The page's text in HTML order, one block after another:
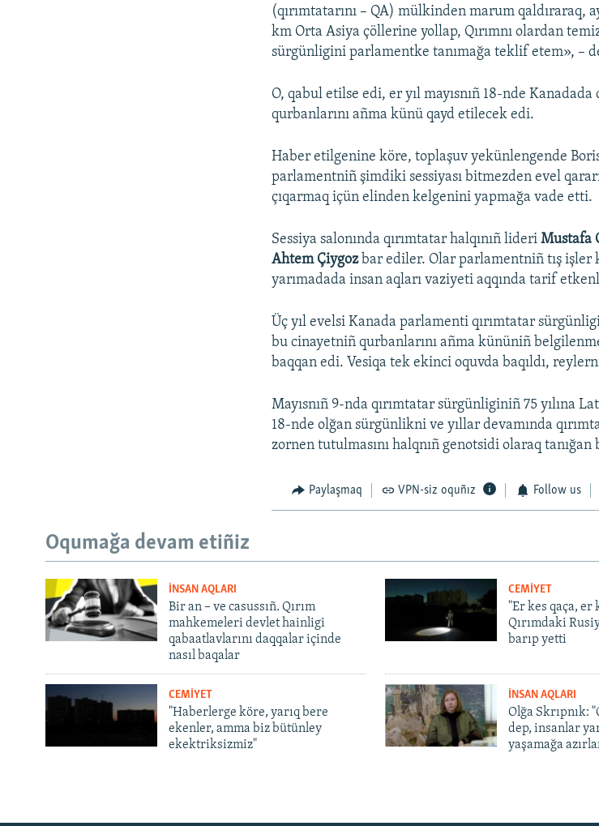
Русский
(qırımtatarını – QA) mülkinden marum qaldıraraq,
km Orta Asiya çöllerine yollap, Qırımnı olardan
sürgünligini parlamentke tanımağa teklif etem», –
O, qabul etilse edi, er yıl mayısnıñ 18-nde
qurbanlarını añma künü qayd etilecek edi.
Haber etilgenine köre, toplaşuv yekünlengende
parlamentniñ şimdiki sessiyası bitmezden evel
çıqarmaq içün elinden kelgenini yapmağa vade etti.
Sessiya salonında qırımtatar halqınıñ lideriMustafa
Ahtem Çiygoz bar ediler. Olar parlamentniñ tış işler
yarımadada insan aqları vaziyeti aqqında tarif
Üç yıl evelsi Kanada parlamenti qırımtatar
bu cinayetniñ qurbanlarını añma kününiñ
baqqan edi. Vesiqa tek ekinci oquvda baqıldı,
Mayısnıñ 9-nda qırımtatar sürgünliginiñ 75 yılına
18-nde olğan sürgünlikni ve yıllar devamında
zornen tutulmasını halqnıñ genotsidi olaraq tanığan
Paylaşmaq VPN-siz oquñız Follow us
Oqumağa devam etiñiz
İNSAN AQLARI
Bir an – ve casussıñ. Qırım
mahkemeleri devlet hainligi
qabaatlavlarını daqqalar içinde
nasıl baqalar
CEMİYET
"Er kes qaça, er
Qırımdaki
barıp yetti
CEMİYET
"Haberlerge köre, yarıq bere
ekenler, amma biz bütünley
ekektriksizmiz"
İNSAN AQLARI
Olğa Skrıpnık:
dep, insanlar
yaşamağa